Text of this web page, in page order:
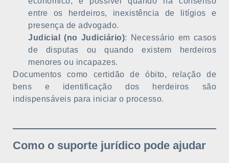
entre os herdeiros, inexistência de litígios e
presença de advogado.
Judicial (no Judiciário): Necessário em casos
de disputas ou quando existem herdeiros
menores ou incapazes.
Documentos como certidão de óbito, relação de
bens e identificação dos herdeiros são
indispensáveis para iniciar o processo.
Como o suporte jurídico pode ajudar